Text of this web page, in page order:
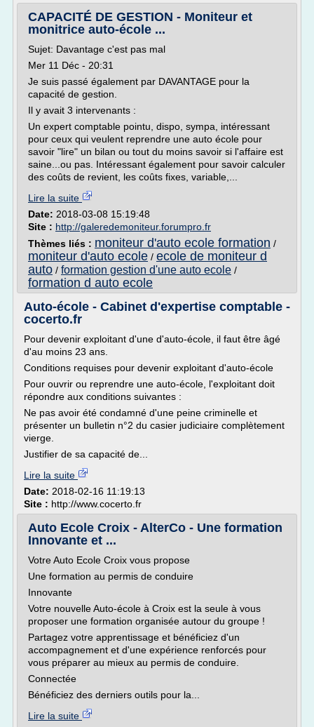
CAPACITÉ DE GESTION - Moniteur et
monitrice auto-école ...
Sujet: Davantage c'est pas mal
Mer 11 Déc - 20:31
Je suis passé également par DAVANTAGE pour la
capacité de gestion.
Il y avait 3 intervenants :
Un expert comptable pointu, dispo, sympa, intéressant
pour ceux qui veulent reprendre une auto école pour
savoir "lire" un bilan ou tout du moins savoir si l'affaire est
saine...ou pas. Intéressant également pour savoir calculer
des coûts de revient, les coûts fixes, variable,...
Lire la suite
Date: 2018-03-08 15:19:48
Site : http://galeredemoniteur.forumpro.fr
Thèmes liés : moniteur d'auto ecole formation /
moniteur d'auto ecole / ecole de moniteur d
auto / formation gestion d'une auto ecole /
formation d auto ecole
Auto-école - Cabinet d'expertise comptable -
cocerto.fr
Pour devenir exploitant d'une d'auto-école, il faut être âgé
d'au moins 23 ans.
Conditions requises pour devenir exploitant d'auto-école
Pour ouvrir ou reprendre une auto-école, l'exploitant doit
répondre aux conditions suivantes :
Ne pas avoir été condamné d'une peine criminelle et
présenter un bulletin n°2 du casier judiciaire complètement
vierge.
Justifier de sa capacité de...
Lire la suite
Date: 2018-02-16 11:19:13
Site : http://www.cocerto.fr
Auto Ecole Croix - AlterCo - Une formation
Innovante et ...
Votre Auto Ecole Croix vous propose
Une formation au permis de conduire
Innovante
Votre nouvelle Auto-école à Croix est la seule à vous
proposer une formation organisée autour du groupe !
Partagez votre apprentissage et bénéficiez d'un
accompagnement et d'une expérience renforcés pour
vous préparer au mieux au permis de conduire.
Connectée
Bénéficiez des derniers outils pour la...
Lire la suite